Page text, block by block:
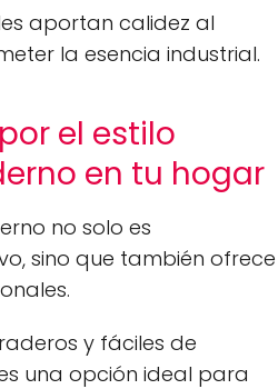
aportan calidez al
la esencia industrial.
el estilo
en tu hogar
no solo es
sino que también ofrece
y fáciles de
una opción ideal para